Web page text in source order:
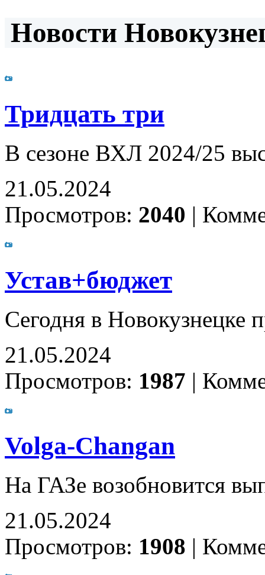
Новости
Тридцать три
В сезоне ВХЛ 2024/25
21.05.2024
Просмотров: 2040 |
Устав+бюджет
Сегодня в
21.05.2024
Просмотров: 1987 |
Volga-Changan
На ГАЗе возобновится
21.05.2024
Просмотров: 1908 |